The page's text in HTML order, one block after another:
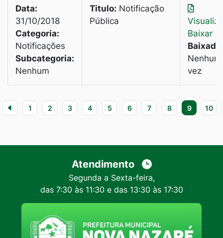
Data:
31/10/2018
Categoria:
Notificações
Subcategoria:
Nenhum
Titulo: Notificação
Pública
Baixar
Baixado:
vez
1 2 3 4 5 6 7 8 9 10
Atendimento
Segunda a Sexta-feira,
das 7:30 às 11:30 e das 13:30 às 17:30